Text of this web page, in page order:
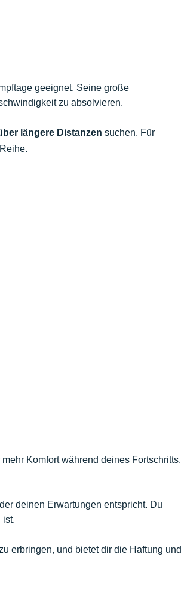
geeignet. Seine große
zu absolvieren.
längere Distanzen suchen. Für
Komfort während deines Fortschritts.
deinen Erwartungen entspricht. Du
ist.
erbringen, und bietet dir die Haftung und